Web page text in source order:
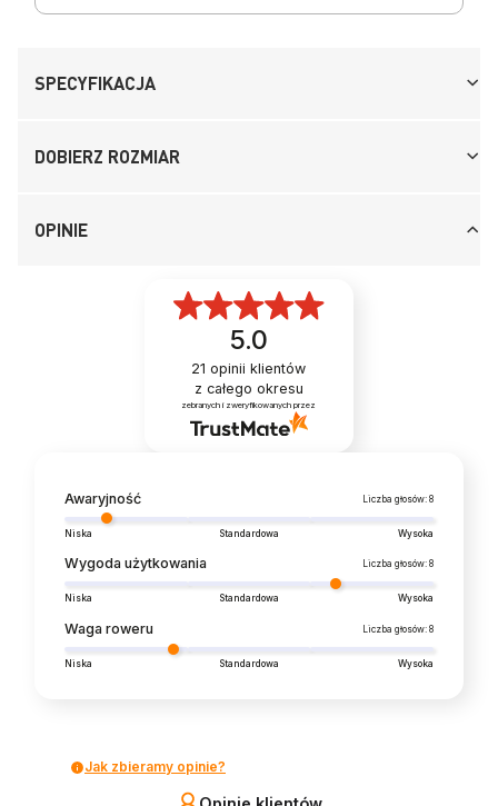
SPECYFIKACJA
DOBIERZ ROZMIAR
OPINIE
5.0
21 opinii klientów
z całego okresu
zebranych i zweryfikowanych przez
Awaryjność Liczba głosów: 8
Niska Standardowa Wysoka
Wygoda użytkowania Liczba głosów: 8
Niska Standardowa Wysoka
Waga roweru Liczba głosów: 8
Niska Standardowa Wysoka
Jak zbieramy opinie?